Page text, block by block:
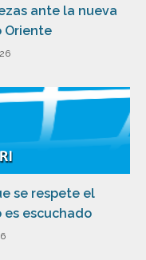
ante la nueva
Oriente
se respete el
escuchado